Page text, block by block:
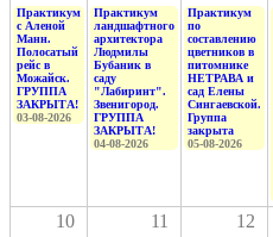
Практикум
с Аленой
Манн.
Полосатый
рейс в
Можайск.
ГРУППА
ЗАКРЫТА!
03-08-2026
Практикум
ландшафтного
архитектора
Людмилы
Бубаник в
саду
"Лабиринт".
Звенигород.
ГРУППА
ЗАКРЫТА!
04-08-2026
Практикум
по
составлению
цветников в
питомнике
НЕТРАВА и
сад Елены
Сингаевской.
Группа
закрыта
05-08-2026
10 11 12